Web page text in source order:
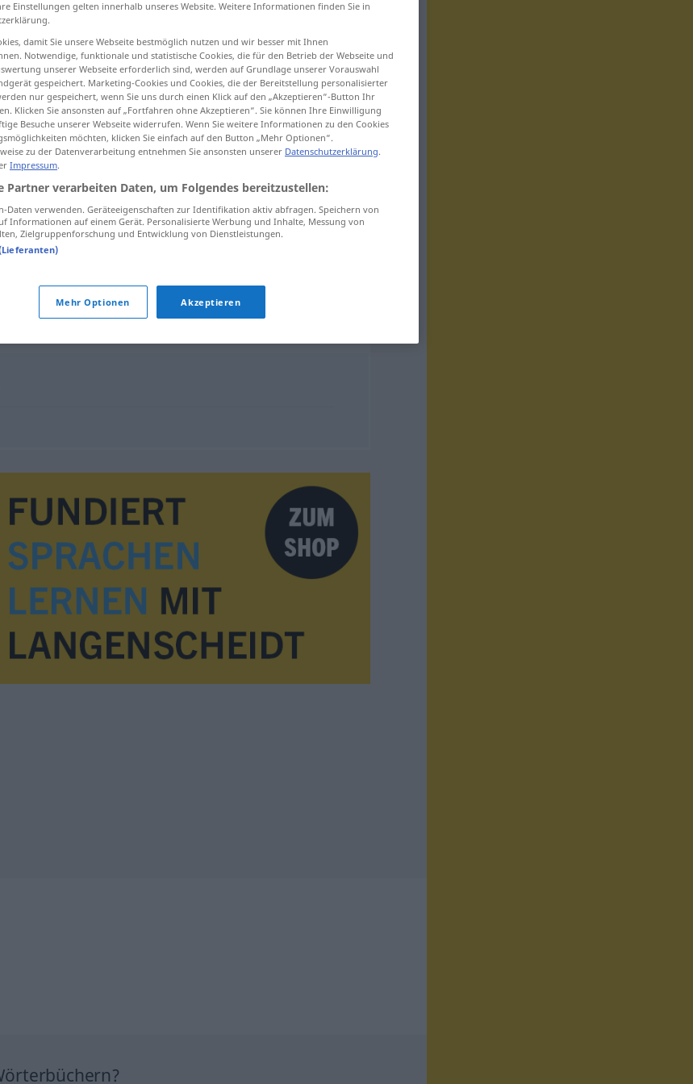
Radau
Einstellungen gelten innerhalb unseres Website. Weitere Informationen finden Sie in
damit Sie unsere Webseite bestmöglich nutzen und wir besser mit Ihnen
Notwendige, funktionale und statistische Cookies, die für den Betrieb der Webseite und
unserer Webseite erforderlich sind, werden auf Grundlage unserer Vorauswahl
gespeichert. Marketing-Cookies und Cookies, die der Bereitstellung personalisierter
nur gespeichert, wenn Sie uns durch einen Klick auf den „Akzeptieren“-Button Ihr
Klicken Sie ansonsten auf „Fortfahren ohne Akzeptieren“. Sie können Ihre Einwilligung
Besuche unserer Webseite widerrufen. Wenn Sie weitere Informationen zu den Cookies
möchten, klicken Sie einfach auf den Button „Mehr Optionen“.
zu der Datenverarbeitung entnehmen Sie ansonsten unserer Datenschutzerklärung.
Impressum.
Partner verarbeiten Daten, um Folgendes bereitzustellen:
Daten verwenden. Geräteeigenschaften zur Identifikation aktiv abfragen. Speichern von
Informationen auf einem Gerät. Personalisierte Werbung und Inhalte, Messung von
Zielgruppenforschung und Entwicklung von Dienstleistungen.
Mehr Optionen Akzeptieren